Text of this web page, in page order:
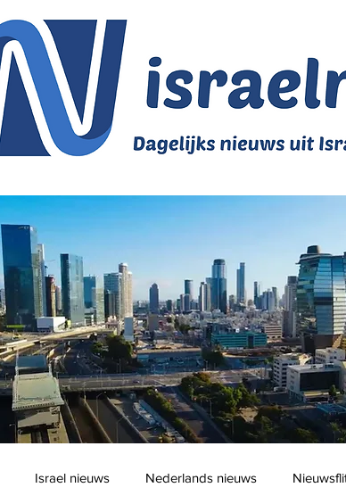
Israel nieuws Nederlands nieuws